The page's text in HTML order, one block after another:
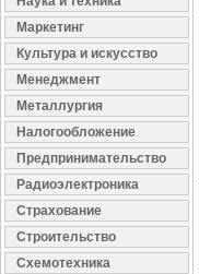
Маркетинг
Культура и искусство
Менеджмент
Металлургия
Налогообложение
Предпринимательство
Радиоэлектроника
Страхование
Строительство
Схемотехника